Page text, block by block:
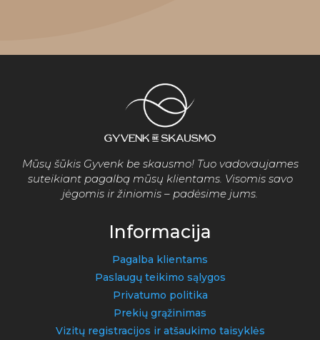
Mūsų šūkis Gyvenk be skausmo! Tuo vadovaujames
suteikiant pagalbą mūsų klientams. Visomis savo
jėgomis ir žiniomis – padėsime jums.
Informacija
Pagalba klientams
Paslaugų teikimo sąlygos
Privatumo politika
Prekių grąžinimas
Vizitų registracijos ir atšaukimo taisyklės